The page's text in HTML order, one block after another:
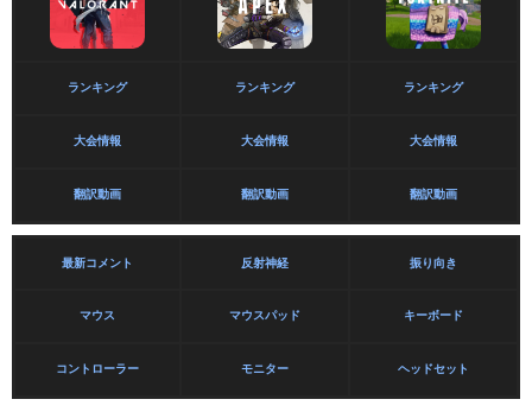
ランキング ランキング ランキング
大会情報 大会情報 大会情報
翻訳動画 翻訳動画 翻訳動画
最新コメント 反射神経 振り向き
マウス マウスパッド キーボード
コントローラー モニター ヘッドセット